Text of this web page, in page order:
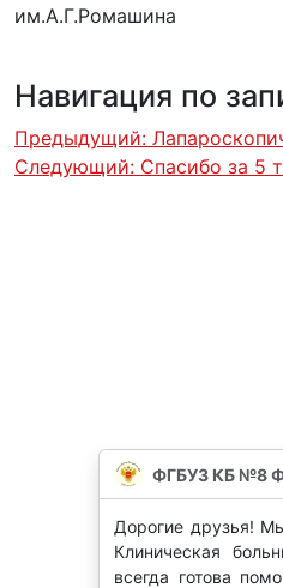
им.А.Г.Ромашина
Навигация по
Предыдущий:
Следующий: Спасибо за 5
ФГБУЗ КБ №8
Дорогие друзья!
Клиническая
всегда готова